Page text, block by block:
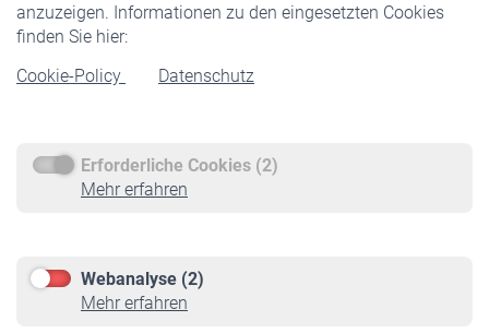
anzuzeigen. Informationen zu den eingesetzten Cookies
finden Sie hier:
Cookie-Policy
Datenschutz
Erforderliche Cookies (2)
Mehr erfahren
Webanalyse (2)
Mehr erfahren
Rentner
Rentenbeginn
Rente beantragen
Service
Informationen
Online-Rechner
VBLnewsletter